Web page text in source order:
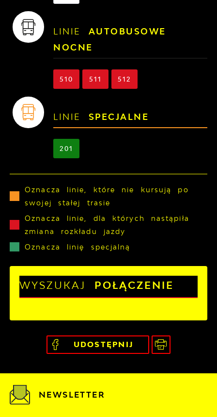
LINIE AUTOBUSOWE
NOCNE
510 511 512
LINIE SPECJALNE
201
Oznacza linie, które nie kursują po
swojej stałej trasie
Oznacza linie, dla których nastąpiła
zmiana rozkładu jazdy
Oznacza linię specjalną
WYSZUKAJ POŁĄCZENIE
UDOSTĘPNIJ
NEWSLETTER